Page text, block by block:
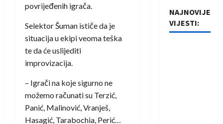
povrijeđenih igrača.
Selektor Šuman ističe da je
situacija u ekipi veoma teška
te da će uslijediti
improvizacija.
– Igrači na koje sigurno ne
možemo računati su Terzić,
Panić, Malinović, Vranješ,
Hasagić, Tarabochia, Perić…
NAJNOVIJE
VIJESTI: